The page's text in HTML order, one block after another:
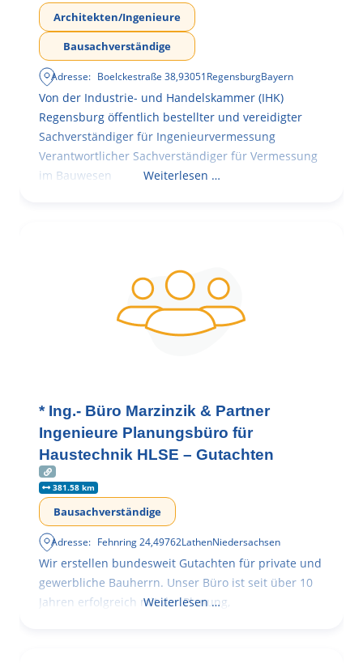
Architekten/Ingenieure
Bausachverständige
Adresse: Boelckestraße 38,93051RegensburgBayern
Von der Industrie- und Handelskammer (IHK)
Regensburg öffentlich bestellter und vereidigter
Sachverständiger für Ingenieurvermessung
Verantwortlicher Sachverständiger für Vermessung
im Bauwesen
Weiterlesen …
* Ing.- Büro Marzinzik & Partner
Ingenieure Planungsbüro für
Haustechnik HLSE – Gutachten
381.58 km
Bausachverständige
Adresse: Fehnring 24,49762LathenNiedersachsen
Wir erstellen bundesweit Gutachten für private und
gewerbliche Bauherrn. Unser Büro ist seit über 10
Jahren erfolgreich mit der Planung,
Weiterlesen …